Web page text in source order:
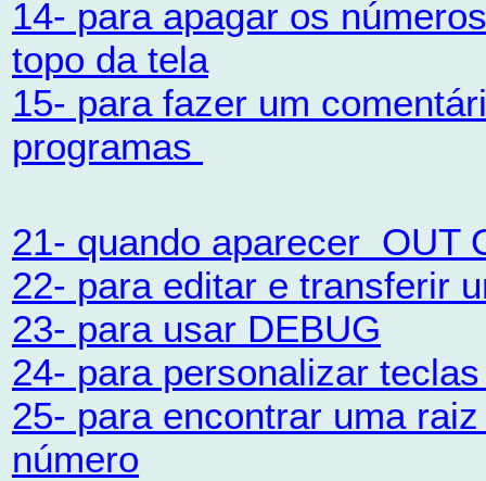
14- para apagar os
topo da tela
15- para fazer um
programas
21- quando aparecer OUT
22- para editar e transferir
23- para usar DEBUG
24- para personalizar
25- para encontrar uma
número